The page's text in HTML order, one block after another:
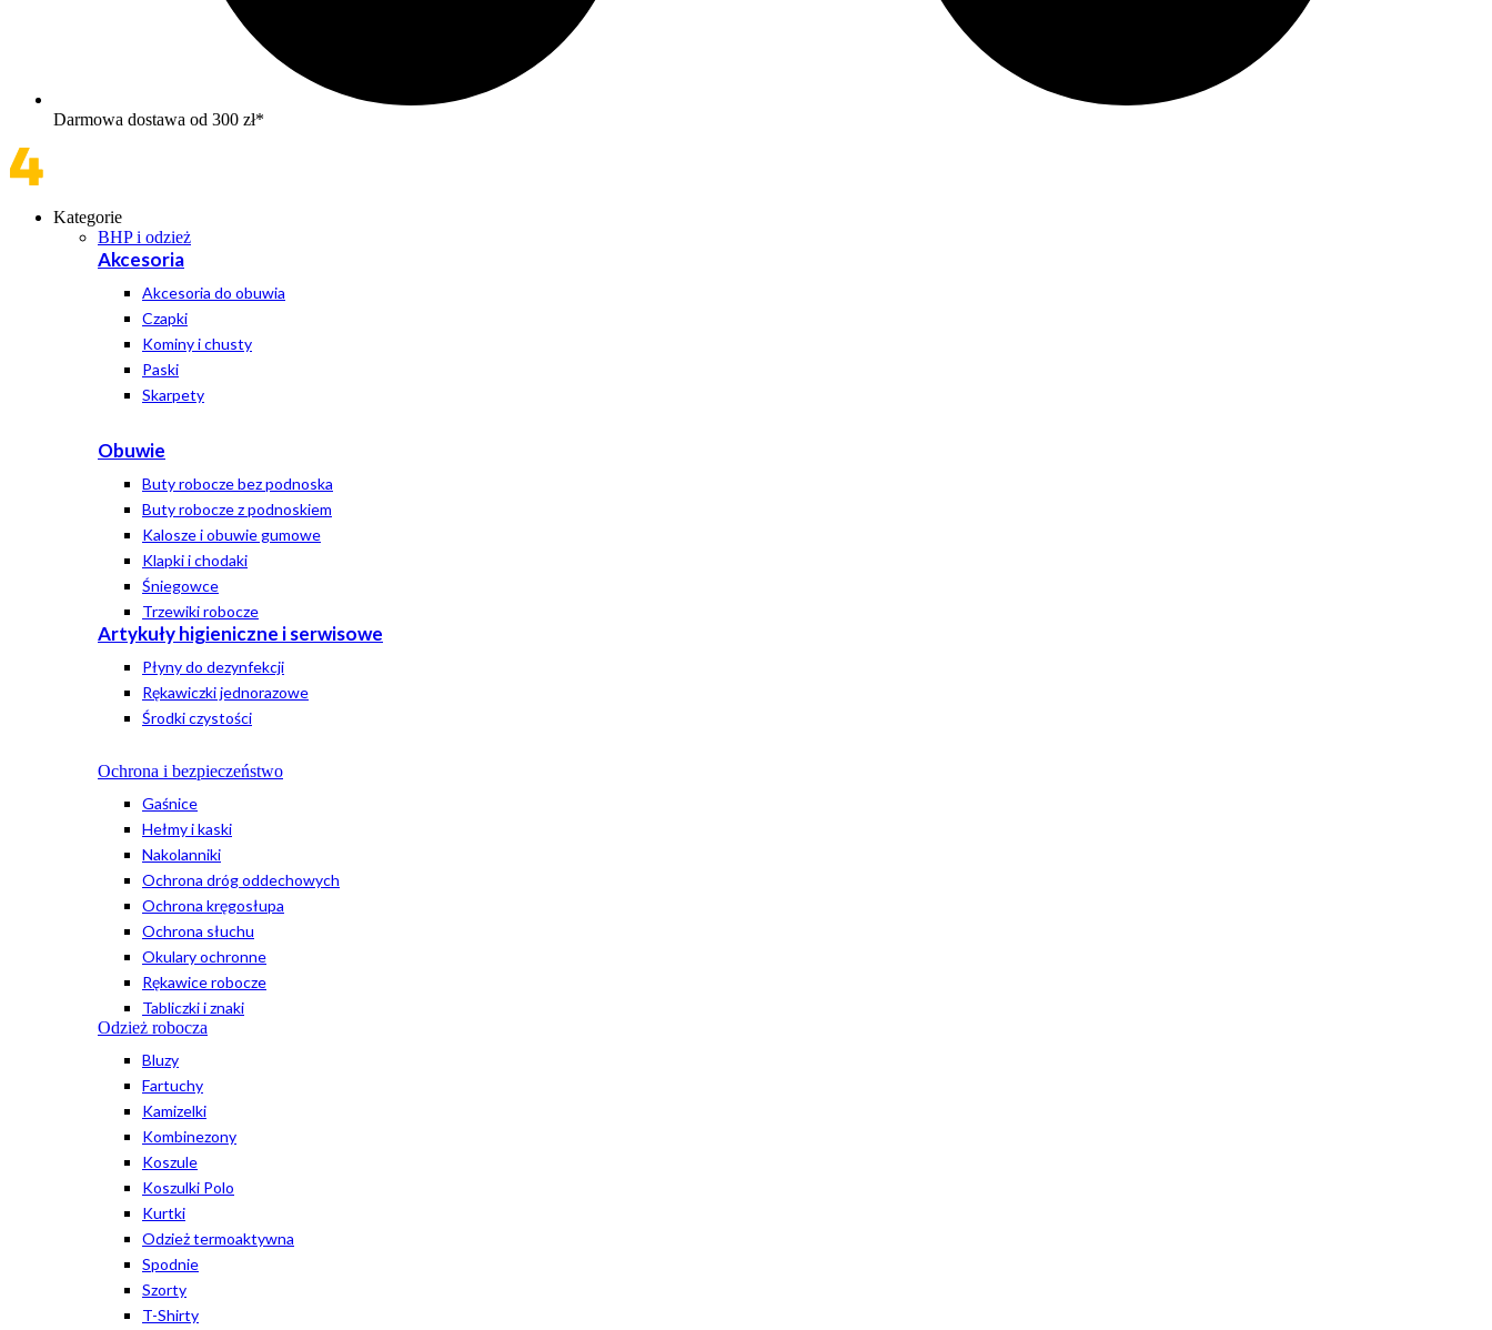
Darmowa dostawa od 300 zł*
Kategorie
BHP i odzież
Akcesoria
Akcesoria do obuwia
Czapki
Kominy i chusty
Paski
Skarpety
Obuwie
Buty robocze bez podnoska
Buty robocze z podnoskiem
Kalosze i obuwie gumowe
Klapki i chodaki
Śniegowce
Trzewiki robocze
Artykuły higieniczne i serwisowe
Płyny do dezynfekcji
Rękawiczki jednorazowe
Środki czystości
Ochrona i bezpieczeństwo
Gaśnice
Hełmy i kaski
Nakolanniki
Ochrona dróg oddechowych
Ochrona kręgosłupa
Ochrona słuchu
Okulary ochronne
Rękawice robocze
Tabliczki i znaki
Odzież robocza
Bluzy
Fartuchy
Kamizelki
Kombinezony
Koszule
Koszulki Polo
Kurtki
Odzież termoaktywna
Spodnie
Szorty
T-Shirty